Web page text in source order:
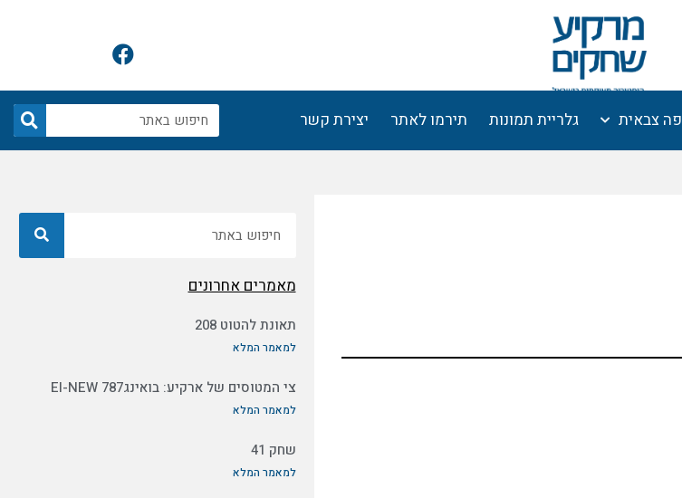
c
e
b
o
צבאית גלריית תמונות תירמו לאתר יצירת קשר חיפוש
מאמרים אחרונים
תאונת להטוט 208
למאמר המלא
צי המטוסים של ארקיע: בואינג787 EI-NEW
למאמר המלא
שחק 41
למאמר המלא